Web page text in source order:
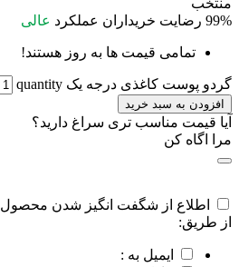
99% رضایت خریداران عملکرد عالی
تمامی قیمت ها به روز هستند!
گردو پوست کاغذی درجه یک quantity
افزودن به سبد خرید
آیا قیمت مناسب تری سراغ دارید؟
مرا اگاه کن
اطلاع از شگفت انگیز شدن محصول
از طریق:
ایمیل به :